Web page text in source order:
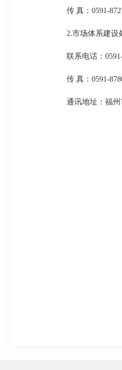
传 真：0591-
2.市场体系建设
联系电话：
传 真：0591-
通讯地址：福